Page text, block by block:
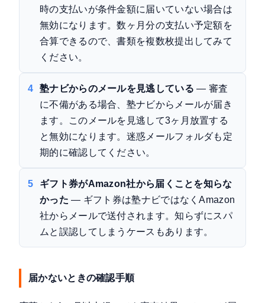
時の支払いが条件金額に届いていない場合は
無効になります。数ヶ月分の支払い予定額を
合算できるので、書類を複数枚提出してみて
ください。
4 塾ナビからのメールを見逃している — 審査
に不備がある場合、塾ナビからメールが届き
ます。このメールを見逃して3ヶ月放置する
と無効になります。迷惑メールフォルダも定
期的に確認してください。
5
ギフト券がAmazon社から届くことを知らな
かった — ギフト券は塾ナビではなくAmazon
社からメールで送付されます。知らずにスパ
ムと誤認してしまうケースもあります。
届かないときの確認手順